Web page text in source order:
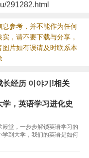
291282.html
参考，并不能作为任何
，请不要下载与分享，
片如有误请及时联系本
长经历 이야기!相关
，英语学习进化史
堂，一步步解锁英语学习的
到大学，我们的英语是如何